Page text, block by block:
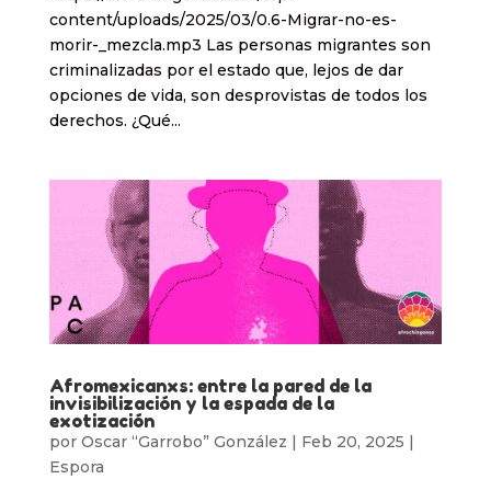
content/uploads/2025/03/0.6-Migrar-no-es-
morir-_mezcla.mp3 Las personas migrantes son
criminalizadas por el estado que, lejos de dar
opciones de vida, son desprovistas de todos los
derechos. ¿Qué...
Afromexicanxs: entre la pared de la
invisibilización y la espada de la
exotización
por Oscar “Garrobo” González | Feb 20, 2025 |
Espora